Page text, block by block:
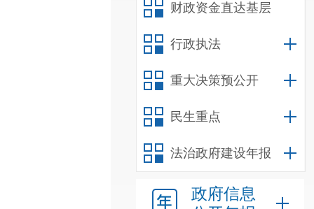
财政资金直达基层
行政执法
重大决策预公开
民生重点
法治政府建设年报
政府信息